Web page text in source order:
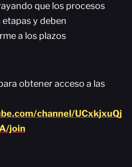
que los procesos
etapas y deben
a los plazos
obtener acceso a las
channel/UCxkjxuQj
join